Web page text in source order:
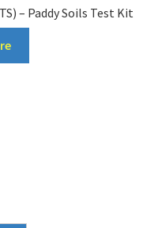
– Paddy Soils Test Kit